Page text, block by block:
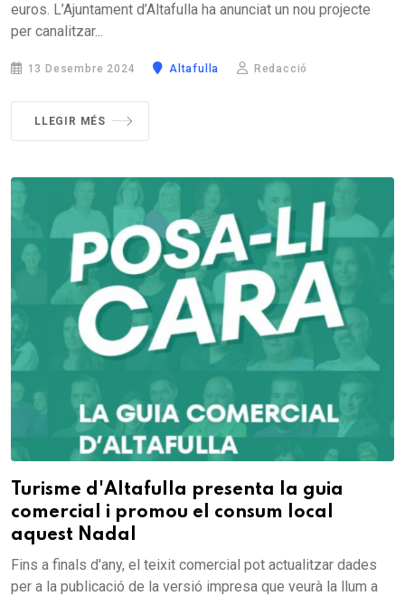
euros. L’Ajuntament d’Altafulla ha anunciat un nou projecte
per canalitzar...
13 Desembre 2024 Altafulla Redacció
LLEGIR MÉS
Turisme d'Altafulla presenta la guia
comercial i promou el consum local
aquest Nadal
Fins a finals d'any, el teixit comercial pot actualitzar dades
per a la publicació de la versió impresa que veurà la llum a